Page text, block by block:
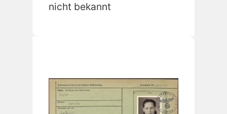
nicht bekannt